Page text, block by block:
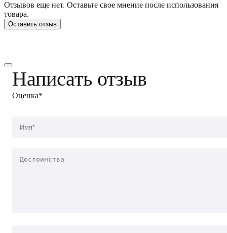
Отзывов еще нет. Оставьте свое мнение после использования
товара.
Оставить отзыв
Написать отзыв
Оценка*